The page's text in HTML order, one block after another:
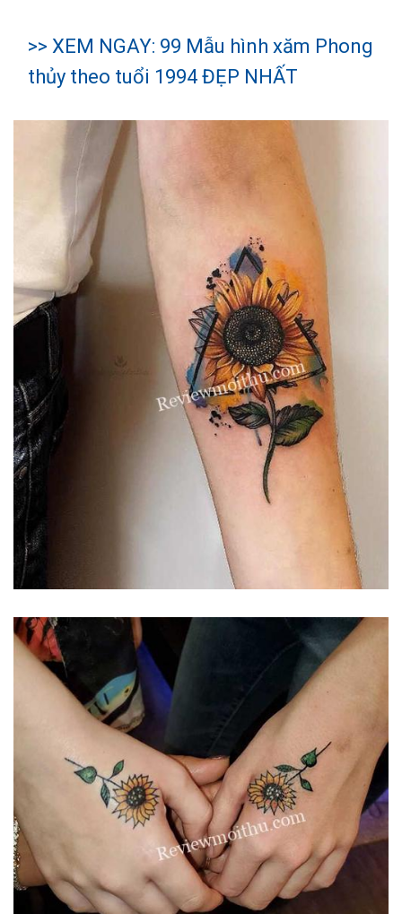
>> XEM NGAY: 99 Mẫu hình xăm Phong
thủy theo tuổi 1994 ĐẸP NHẤT